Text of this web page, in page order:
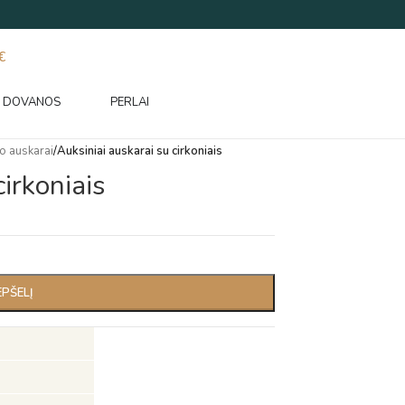
DOVANOS PERLAI
auskarai/Auksiniai auskarai su cirkoniais